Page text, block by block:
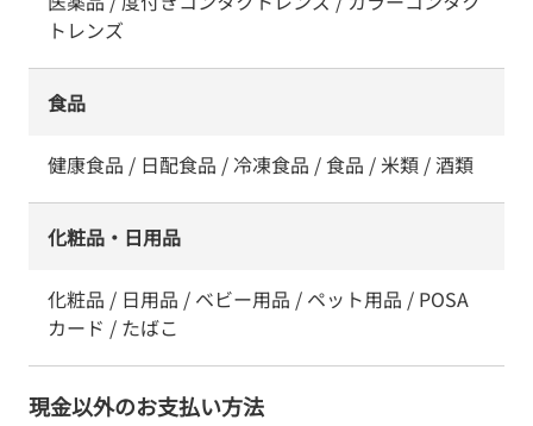
トレンズ
食品
健康食品 / 日配食品 / 冷凍食品 / 食品 / 米類 / 酒類
化粧品・日用品
化粧品 / 日用品 / ベビー用品 / ペット用品 / POSA
カード / たばこ
現金以外のお支払い方法